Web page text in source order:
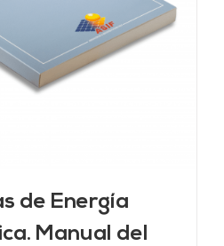
de Energía
Manual del